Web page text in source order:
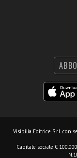
Visibilia Editrice S.r.l. con
Capitale sociale €